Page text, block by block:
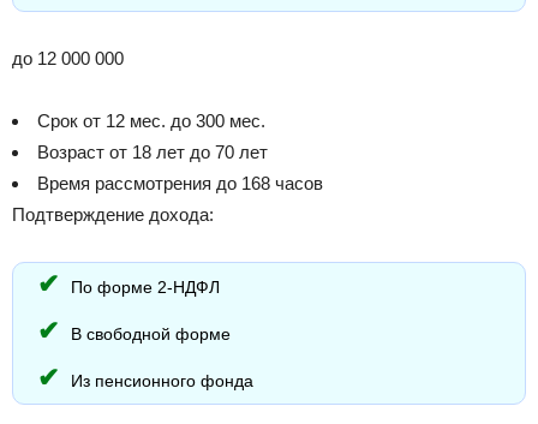
до 12 000 000
Срок от 12 мес. до 300 мес.
Возраст от 18 лет до 70 лет
Время рассмотрения до 168 часов
Подтверждение дохода:
По форме 2-НДФЛ
В свободной форме
Из пенсионного фонда